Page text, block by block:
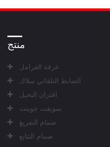
منتج
غرفة الفرامل
الضابط التلقائي سلاك
اقتران النخيل
سويفت جوينت
صمام التفريغ
صمام التتابع